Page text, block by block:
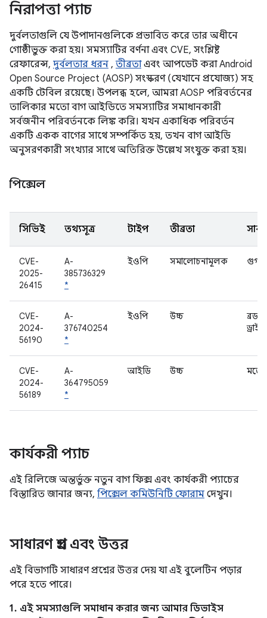
নিরাপত্তা প্যাচ
দুর্বলতাগুলি যে উপাদানগুলিকে প্রভাবিত করে তার অধীনে
গোষ্ঠীভুক্ত করা হয়। সমস্যাটির বর্ণনা এবং CVE, সংশ্লিষ্ট
রেফারেন্স, দুর্বলতার ধরন , তীব্রতাএবং আপডেট করা Android
Open Source Project (AOSP) সংস্করণ (যেখানে প্রযোজ্য) সহ
একটি টেবিল রয়েছে। উপলব্ধ হলে, আমরা AOSP পরিবর্তনের
তালিকার মতো বাগ আইডিতে সমস্যাটির সমাধানকারী
সর্বজনীন পরিবর্তনকে লিঙ্ক করি। যখন একাধিক পরিবর্তন
একটি একক বাগের সাথে সম্পর্কিত হয়, তখন বাগ আইডি
অনুসরণকারী সংখ্যার সাথে অতিরিক্ত উল্লেখ সংযুক্ত করা হয়।
পিক্সেল
সিভিই তথ্যসূত্র টাইপ তীব্রতা
CVE-
2025-
26415
A-
385736329
*
ইওপি সমালোচনামূলক গুগল
CVE-
2024-
56190
A-
376740254
*
ইওপি উচ্চ
CVE-
2024-
56189
A-
364795059
*
আইডি উচ্চ মডেম
কার্যকরী প্যাচ
এই রিলিজে অন্তর্ভুক্ত নতুন বাগ ফিক্স এবং কার্যকরী প্যাচের
বিস্তারিত জানার জন্য, পিক্সেল কমিউনিটি ফোরাম দেখুন।
সাধারণ প্রশ্ন এবং উত্তর
এই বিভাগটি সাধারণ প্রশ্নের উত্তর দেয় যা এই বুলেটিন পড়ার
পরে হতে পারে।
1. এই সমস্যাগুলি সমাধান করার জন্য আমার ডিভাইস